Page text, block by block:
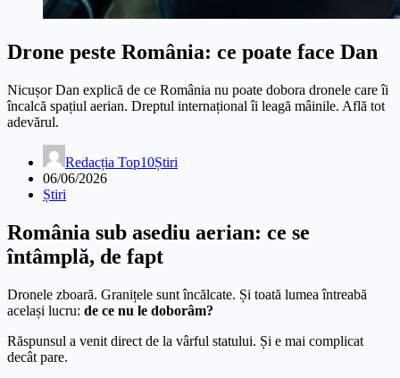
Drone peste România: ce poate face Dan
Nicușor Dan explică de ce România nu poate dobora dronele care îi
încalcă spațiul aerian. Dreptul internațional îi leagă mâinile. Află tot
adevărul.
Redacția Top10Știri
06/06/2026
Știri
România sub asediu aerian: ce se
întâmplă, de fapt
Dronele zboară. Granițele sunt încălcate. Și toată lumea întreabă
același lucru: de ce nu le doborâm?
Răspunsul a venit direct de la vârful statului. Și e mai complicat
decât pare.